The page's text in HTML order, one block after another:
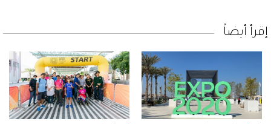
إقرأ أيضاً